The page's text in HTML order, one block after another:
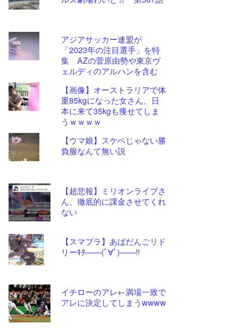
アジアサッカー連盟が
「2023年の注目選手」を特
集 AZの菅原由勢や東京ヴ
ェルディのアルハンを含む
【画像】オーストラリアで体
重85kgになった女さん、日
本に来て35kgも痩せてしま
うｗｗｗｗ
【ウマ娘】スケベじゃない勝
負服なんて無い説
【超悲報】ミリオンライブさ
ん、徹底的に課金させてくれ
ない
【スマブラ】あばだんごリド
リーｷﾀ――(ﾟ∀ﾟ)――!!
イチローのアレ←満場一致で
アレに決定してしまうwwww